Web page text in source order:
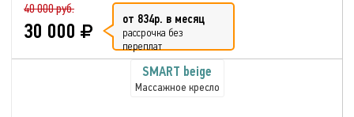
40 000 руб.
30 000 от 834р. в месяц
рассрочка без
переплат
SMART beige
Массажное кресло